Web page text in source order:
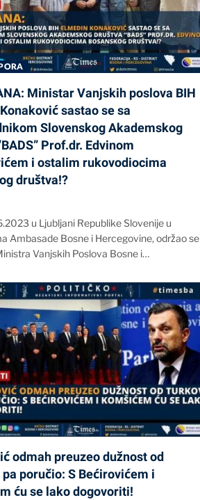
Ministar Vanjskih poslova BIH
sastao se sa
Slovenskog Akademskog
Prof.dr. Edvinom
i ostalim rukovodiocima
društva!?
u Ljubljani Republike Slovenije u
Ambasade Bosne i Hercegovine, održao se
Vanjskih Poslova Bosne i…
odmah preuzeo dužnost od
poručio: S Bećirovićem i
ću se lako dogovoriti!